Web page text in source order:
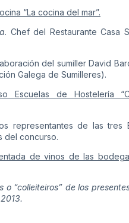
“La cocina del mar”.
. Chef del Restaurante Casa
del sumiller David
Galega de Sumilleres).
Escuelas de Hostelería
representantes de las tres
del concurso.
de vinos de las
o “colleiteiros” de los